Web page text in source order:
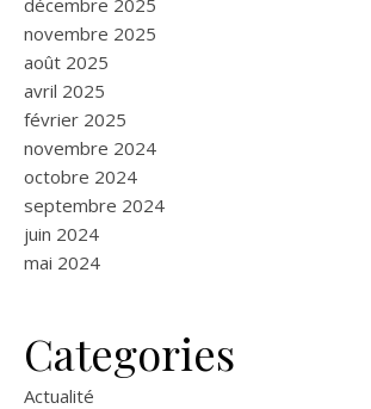
novembre 2025
août 2025
avril 2025
février 2025
novembre 2024
octobre 2024
septembre 2024
juin 2024
mai 2024
Categories
Actualité